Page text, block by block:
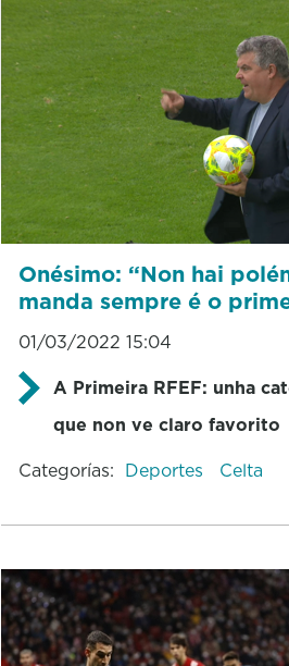
Onésimo: “Non hai
manda sempre é o
01/03/2022 15:04
A Primeira RFEF: unha
que non ve claro favorito
Categorías: Deportes Celta